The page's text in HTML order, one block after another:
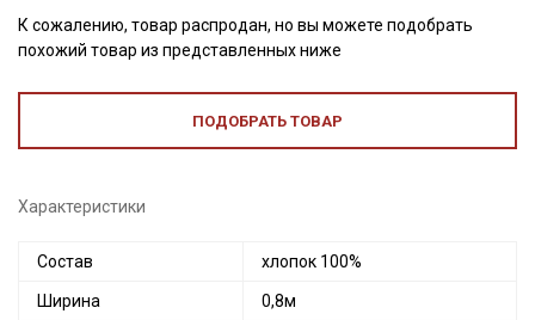
К сожалению, товар распродан, но вы можете подобрать
похожий товар из представленных ниже
ПОДОБРАТЬ ТОВАР
Характеристики
Состав хлопок 100%
Ширина 0,8м